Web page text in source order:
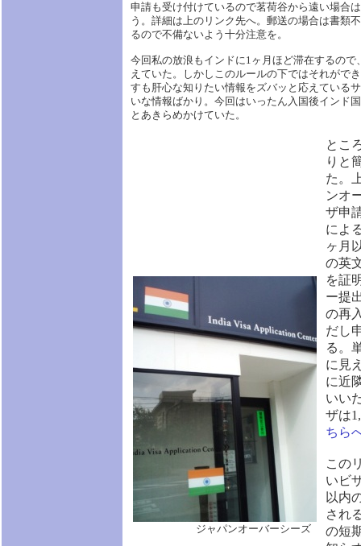
申請も受け付けているので茗荷谷から遠い場合
う。詳細は上のリンク先へ。郵送の場合は書類
るので不備ないよう十分注意を。
今回私の放浪もインドに1ヶ月ほど滞在するの
えていた。しかしこのルールの下ではそれがで
すも肝心な知りたい情報をズバッと応えている
いな情報ばかり。今回はいったん入国後インド
とあきらめかけていた。
ジャパンオーバーシーズ
とこ
りと
た。
ンオ
ザ申
によ
ヶ月
の英
を証
ー提
の再
だし
る。
に見
に近
いい
ザは
ちら
この
いビ
以内
され
の短